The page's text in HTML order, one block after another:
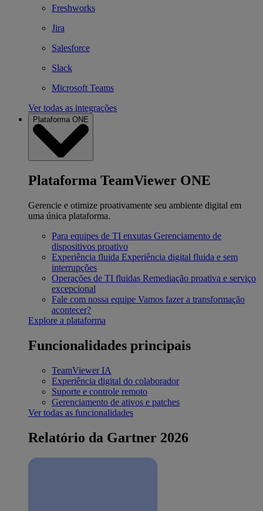
Freshworks
Jira
Salesforce
Slack
Microsoft Teams
Ver todas as integrações
Plataforma ONE
Plataforma TeamViewer ONE
Gerencie e otimize proativamente seu ambiente digital em
uma única plataforma.
Para equipes de TI enxutas Gerenciamento de
dispositivos proativo
Experiência fluida Experiência digital fluida e sem
interrupções
Operações de TI fluidas Remediação proativa e serviço
excepcional
Fale com nossa equipe Vamos fazer a transformação
acontecer?
Explore a plataforma
Funcionalidades principais
TeamViewer IA
Experiência digital do colaborador
Suporte e controle remoto
Gerenciamento de ativos e patches
Ver todas as funcionalidades
Relatório da Gartner 2026